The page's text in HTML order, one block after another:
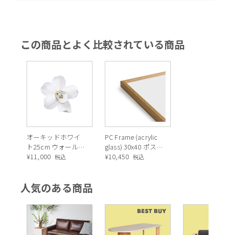
この商品とよく比較されている商品
オーキッドホワイ
ト25cm ウォールデ
コレーション
¥11,000 税込
PC Frame (acrylic
glass) 30x40 ポスタ
ーフレーム
¥10,450 税込
人気のある商品